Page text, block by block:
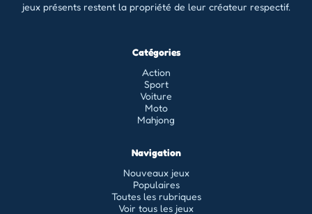
jeux présents restent la propriété de leur créateur respectif.
Catégories
Action
Sport
Voiture
Moto
Mahjong
Navigation
Nouveaux jeux
Populaires
Toutes les rubriques
Voir tous les jeux